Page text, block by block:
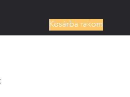
Kosárba rakom